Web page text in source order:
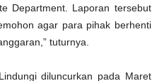
Department. Laporan tersebut
agar para pihak berhenti
tuturnya.
diluncurkan pada Maret